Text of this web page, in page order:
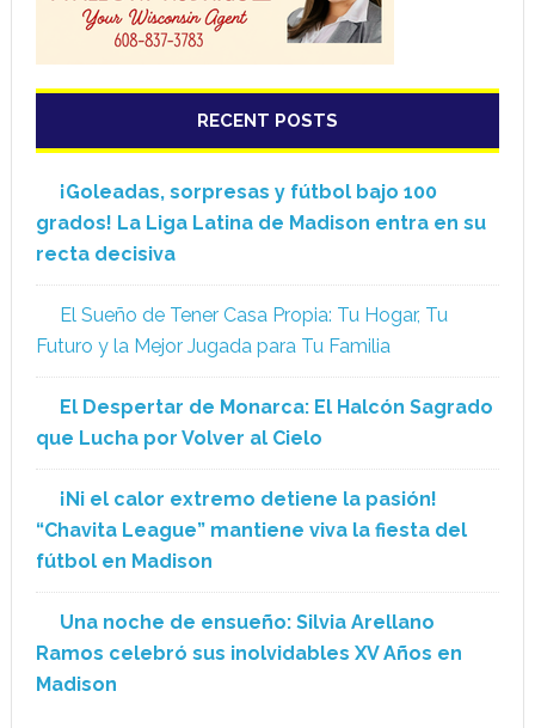
RECENT POSTS
¡Goleadas, sorpresas y fútbol bajo 100
grados! La Liga Latina de Madison entra en su
recta decisiva
El Sueño de Tener Casa Propia: Tu Hogar, Tu
Futuro y la Mejor Jugada para Tu Familia
El Despertar de Monarca: El Halcón Sagrado
que Lucha por Volver al Cielo
¡Ni el calor extremo detiene la pasión!
“Chavita League” mantiene viva la fiesta del
fútbol en Madison
Una noche de ensueño: Silvia Arellano
Ramos celebró sus inolvidables XV Años en
Madison